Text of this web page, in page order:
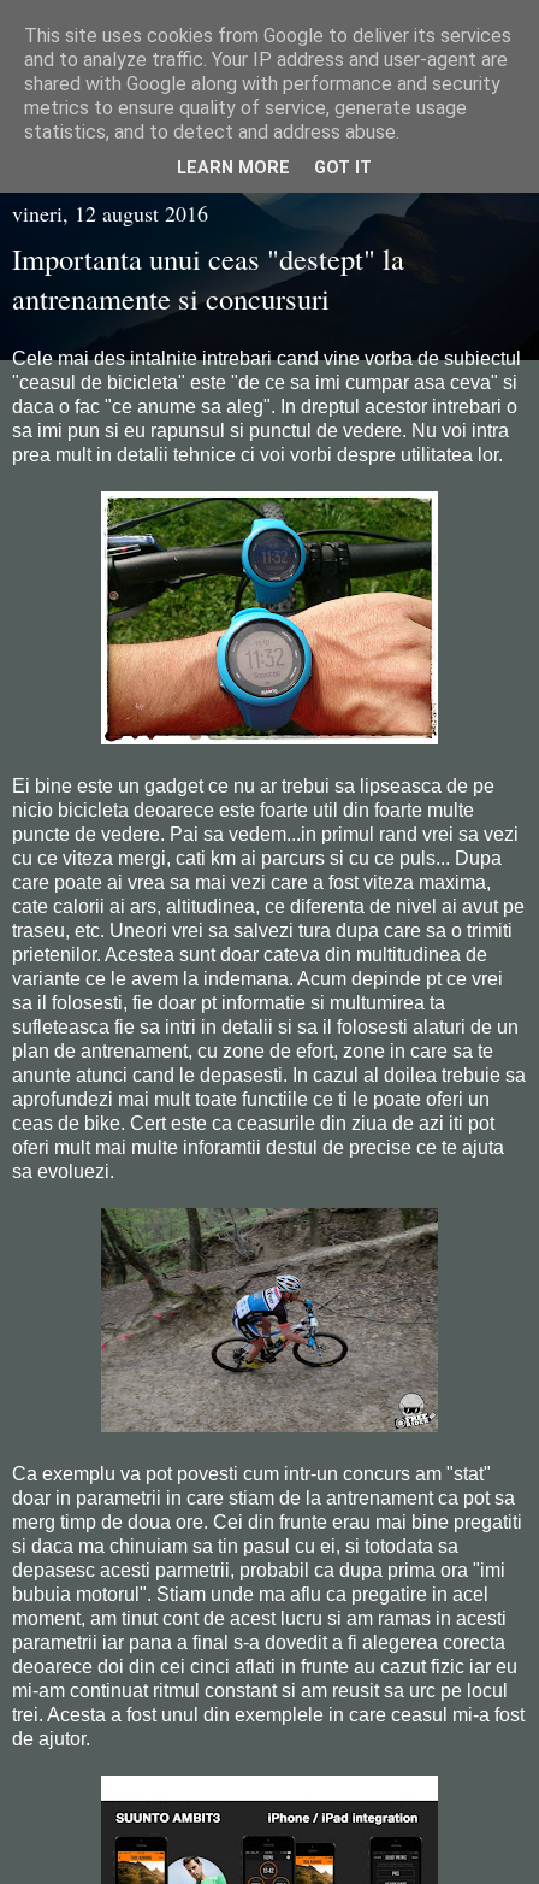
Razvan Juganaru
vineri, 12 august 2016
Importanta unui ceas "destept" la
antrenamente si concursuri
Cele mai des intalnite intrebari cand vine vorba de subiectul
"ceasul de bicicleta" este "de ce sa imi cumpar asa ceva" si
daca o fac "ce anume sa aleg". In dreptul acestor intrebari o
sa imi pun si eu rapunsul si punctul de vedere. Nu voi intra
prea mult in detalii tehnice ci voi vorbi despre utilitatea lor.
Ei bine este un gadget ce nu ar trebui sa lipseasca de pe
nicio bicicleta deoarece este foarte util din foarte multe
puncte de vedere. Pai sa vedem...in primul rand vrei sa vezi
cu ce viteza mergi, cati km ai parcurs si cu ce puls... Dupa
care poate ai vrea sa mai vezi care a fost viteza maxima,
cate calorii ai ars, altitudinea, ce diferenta de nivel ai avut pe
traseu, etc. Uneori vrei sa salvezi tura dupa care sa o trimiti
prietenilor. Acestea sunt doar cateva din multitudinea de
variante ce le avem la indemana. Acum depinde pt ce vrei
sa il folosesti, fie doar pt informatie si multumirea ta
sufleteasca fie sa intri in detalii si sa il folosesti alaturi de un
plan de antrenament, cu zone de efort, zone in care sa te
anunte atunci cand le depasesti. In cazul al doilea trebuie sa
aprofundezi mai mult toate functiile ce ti le poate oferi un
ceas de bike. Cert este ca ceasurile din ziua de azi iti pot
oferi mult mai multe inforamtii destul de precise ce te ajuta
sa evoluezi.
Ca exemplu va pot povesti cum intr-un concurs am "stat"
doar in parametrii in care stiam de la antrenament ca pot sa
merg timp de doua ore. Cei din frunte erau mai bine pregatiti
si daca ma chinuiam sa tin pasul cu ei, si totodata sa
depasesc acesti parmetrii, probabil ca dupa prima ora "imi
bubuia motorul". Stiam unde ma aflu ca pregatire in acel
moment, am tinut cont de acest lucru si am ramas in acesti
parametrii iar pana a final s-a dovedit a fi alegerea corecta
deoarece doi din cei cinci aflati in frunte au cazut fizic iar eu
mi-am continuat ritmul constant si am reusit sa urc pe locul
trei. Acesta a fost unul din exemplele in care ceasul mi-a fost
de ajutor.
This site uses cookies from Google to deliver its services
and to analyze traffic. Your IP address and user-agent are
shared with Google along with performance and security
metrics to ensure quality of service, generate usage
statistics, and to detect and address abuse.
LEARN MORE GOT IT